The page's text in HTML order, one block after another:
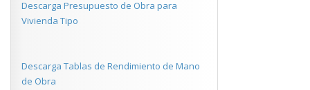
Descarga Presupuesto de Obra para
Vivienda Tipo
Descarga Tablas de Rendimiento de Mano
de Obra